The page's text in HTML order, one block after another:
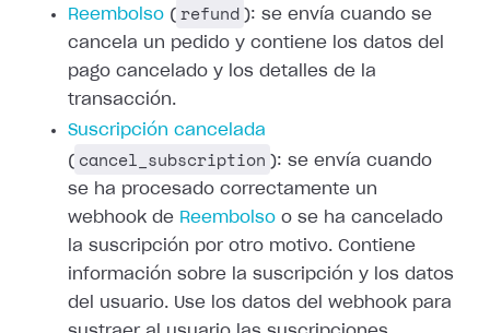
Reembolso ( refund ): se envía cuando se
cancela un pedido y contiene los datos del
pago cancelado y los detalles de la
transacción.
Suscripción cancelada
( cancel_subscription ): se envía cuando
se ha procesado correctamente un
webhook de Reembolso o se ha cancelado
la suscripción por otro motivo. Contiene
información sobre la suscripción y los datos
del usuario. Use los datos del webhook para